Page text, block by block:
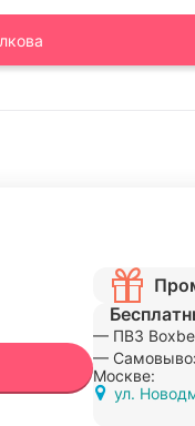
— ПВЗ
—
Москве:
ул.